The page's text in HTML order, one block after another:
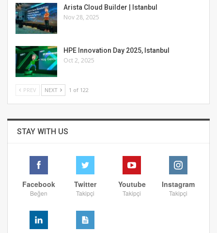
Arista Cloud Builder | Istanbul
Nov 28, 2025
HPE Innovation Day 2025, Istanbul
Oct 2, 2025
PREV NEXT 1 of 122
STAY WITH US
Facebook
Beğen
Twitter
Takipçi
Youtube
Takipçi
Instagram
Takipçi